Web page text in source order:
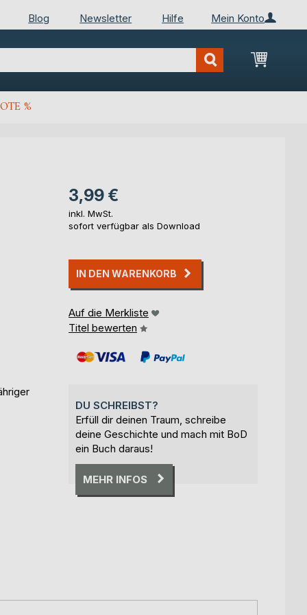
Mein Konto
Blog Newsletter Hilfe
Mein
%
3,99 €
inkl. MwSt.
sofort verfügbar als Download
IN DEN WARENKORB
Auf die Merkliste
Titel bewerten
DU SCHREIBST?
Erfüll dir deinen Traum, schreibe
deine Geschichte und mach mit BoD
ein Buch daraus!
MEHR INFOS